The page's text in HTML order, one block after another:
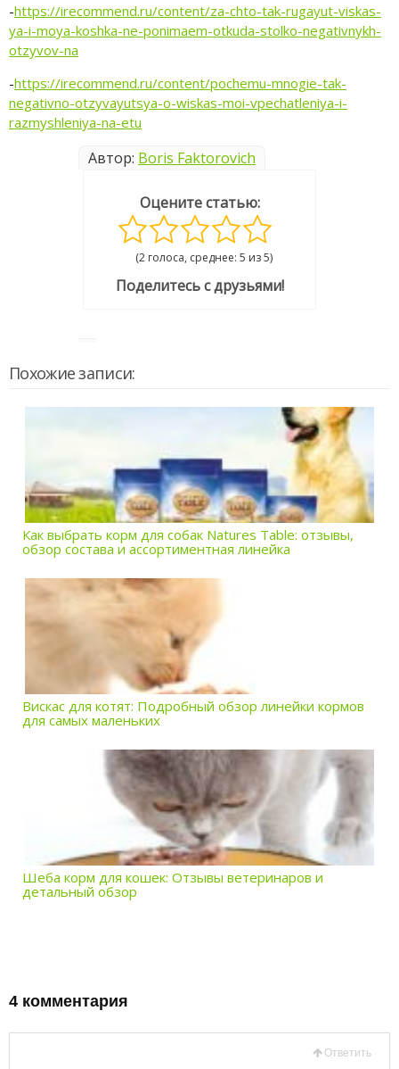
-https://irecommend.ru/content/za-chto-tak-rugayut-viskas-
ya-i-moya-koshka-ne-ponimaem-otkuda-stolko-negativnykh-
otzyvov-na
-https://irecommend.ru/content/pochemu-mnogie-tak-
negativno-otzyvayutsya-o-wiskas-moi-vpechatleniya-i-
razmyshleniya-na-etu
Автор: Boris Faktorovich
Оцените статью:
(2 голоса, среднее: 5 из 5)
Поделитесь с друзьями!
Похожие записи:
Как выбрать корм для собак Natures Table: отзывы,
обзор состава и ассортиментная линейка
Вискас для котят: Подробный обзор линейки кормов
для самых маленьких
Шеба корм для кошек: Отзывы ветеринаров и
детальный обзор
4 комментария
Ответить